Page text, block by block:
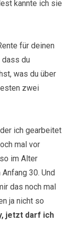
kannte ich sie
für deinen
dass du
was du über
zwei
ich gearbeitet
mal vor
im Alter
30. Und
das noch mal
ja nicht so
jetzt darf ich